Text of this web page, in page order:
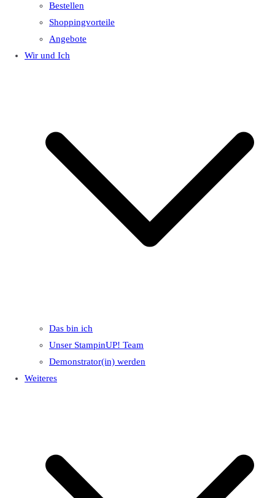
Bestellen
Shoppingvorteile
Angebote
Wir und Ich
Das bin ich
Unser StampinUP! Team
Demonstrator(in) werden
Weiteres